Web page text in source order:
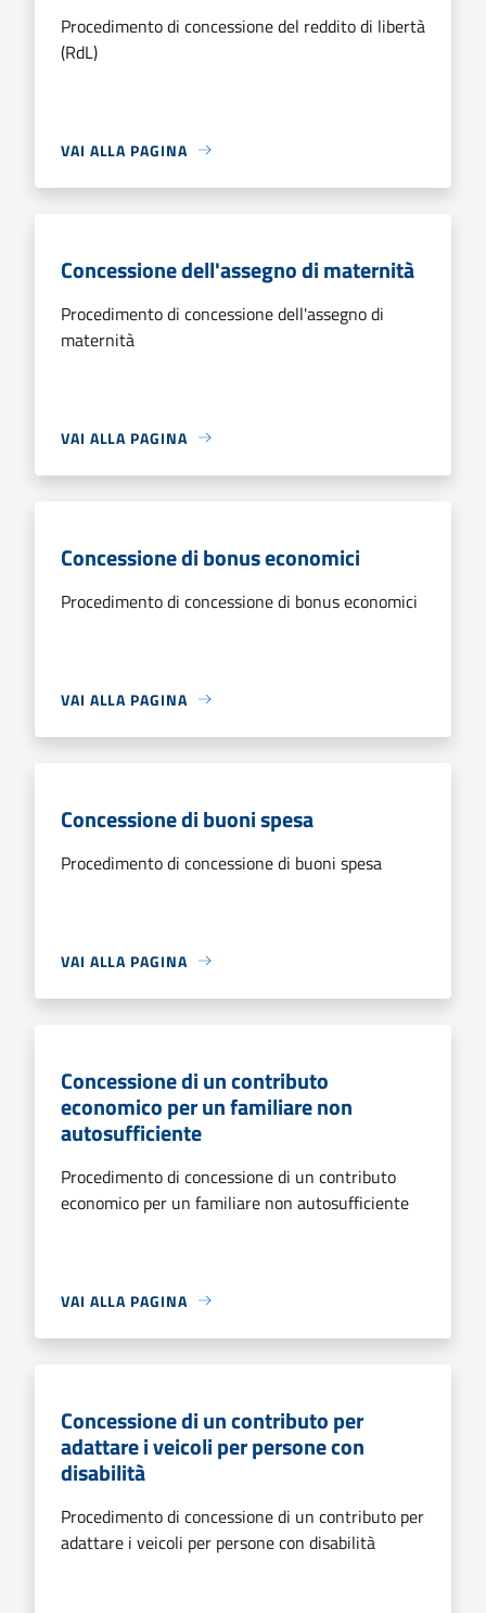
Procedimento di concessione del reddito di libertà
(RdL)
VAI ALLA PAGINA
Concessione dell'assegno di maternità
Procedimento di concessione dell'assegno di
maternità
VAI ALLA PAGINA
Concessione di bonus economici
Procedimento di concessione di bonus economici
VAI ALLA PAGINA
Concessione di buoni spesa
Procedimento di concessione di buoni spesa
VAI ALLA PAGINA
Concessione di un contributo
economico per un familiare non
autosufficiente
Procedimento di concessione di un contributo
economico per un familiare non autosufficiente
VAI ALLA PAGINA
Concessione di un contributo per
adattare i veicoli per persone con
disabilità
Procedimento di concessione di un contributo per
adattare i veicoli per persone con disabilità